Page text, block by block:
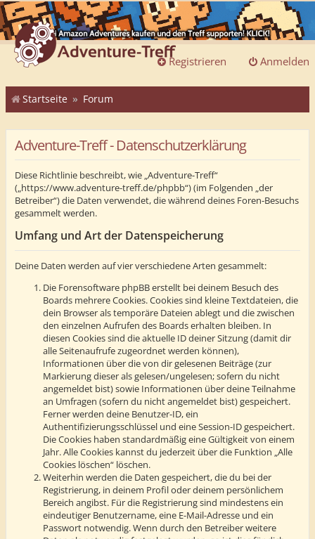
Anmelden
Registrieren
Startseite Forum
Adventure-Treff - Datenschutzerklärung
Diese Richtlinie beschreibt, wie „Adventure-Treff“
(„https://www.adventure-treff.de/phpbb“) (im Folgenden „der
Betreiber“) die Daten verwendet, die während deines Foren-Besuchs
gesammelt werden.
Umfang und Art der Datenspeicherung
Deine Daten werden auf vier verschiedene Arten gesammelt:
Die Forensoftware phpBB erstellt bei deinem Besuch des
Boards mehrere Cookies. Cookies sind kleine Textdateien, die
dein Browser als temporäre Dateien ablegt und die zwischen
den einzelnen Aufrufen des Boards erhalten bleiben. In
diesen Cookies sind die aktuelle ID deiner Sitzung (damit dir
alle Seitenaufrufe zugeordnet werden können),
Informationen über die von dir gelesenen Beiträge (zur
Markierung dieser als gelesen/ungelesen; sofern du nicht
angemeldet bist) sowie Informationen über deine Teilnahme
an Umfragen (sofern du nicht angemeldet bist) gespeichert.
Ferner werden deine Benutzer-ID, ein
Authentifizierungsschlüssel und eine Session-ID gespeichert.
Die Cookies haben standardmäßig eine Gültigkeit von einem
Jahr. Alle Cookies kannst du jederzeit über die Funktion „Alle
Cookies löschen“ löschen.
Weiterhin werden die Daten gespeichert, die du bei der
Registrierung, in deinem Profil oder deinem persönlichem
Bereich angibst. Für die Registrierung sind mindestens ein
eindeutiger Benutzername, eine E-Mail-Adresse und ein
Passwort notwendig. Wenn durch den Betreiber weitere